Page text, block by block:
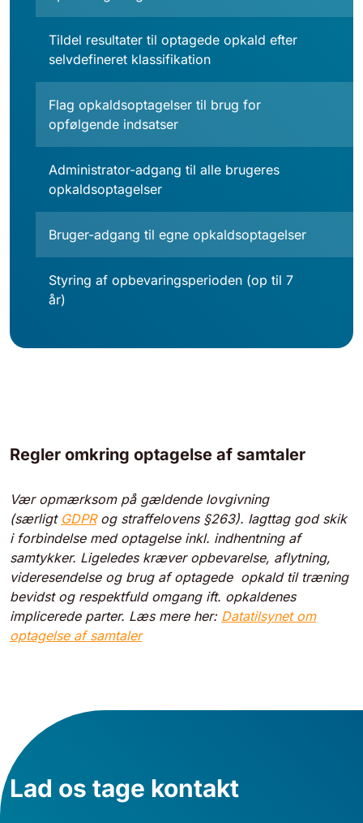
Tildel resultater til optagede opkald efter
selvdefineret klassifikation
Flag opkaldsoptagelser til brug for
opfølgende indsatser
Administrator-adgang til alle brugeres
opkaldsoptagelser
Bruger-adgang til egne opkaldsoptagelser
Styring af opbevaringsperioden (op til 7
år)
Regler omkring optagelse af samtaler
Vær opmærksom på gældende lovgivning
(særligt GDPR og straffelovens §263). Iagttag god skik
i forbindelse med optagelse inkl. indhentning af
samtykker. Ligeledes kræver opbevarelse, aflytning,
videresendelse og brug af optagede opkald til træning
bevidst og respektfuld omgang ift. opkaldenes
implicerede parter. Læs mere her: Datatilsynet om
optagelse af samtaler
Lad os tage kontakt